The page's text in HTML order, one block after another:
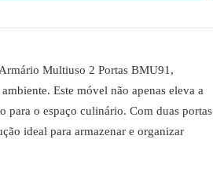
Multiuso 2 Portas BMU91,
Este móvel não apenas eleva a
para o espaço culinário. Com duas portas
ideal para armazenar e organizar